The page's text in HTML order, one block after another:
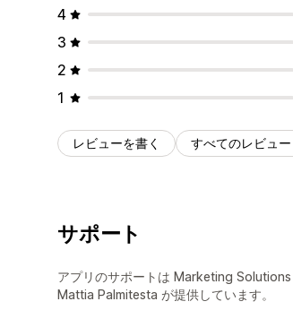
4
3
2
1
レビューを書く すべてのレビュー
サポート
アプリのサポートは Marketing
Mattia Palmitesta が提供しています。